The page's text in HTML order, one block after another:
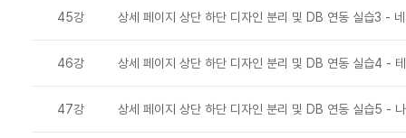
45강 상세 페이지 상단 하단 디자인 분리 및 DB 연동 실습3 -
46강 상세 페이지 상단 하단 디자인 분리 및 DB 연동 실습4 -
47강 상세 페이지 상단 하단 디자인 분리 및 DB 연동 실습5 -